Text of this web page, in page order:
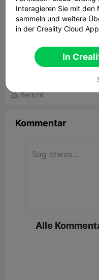
Scraper easy
525.16KB
 Bericht
Kommentar
Alle
Interagieren Sie mit den
sammeln und weitere
in der Creality Cloud
In